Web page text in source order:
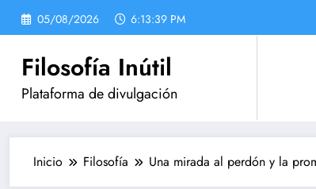
Saltar
05/08/2026 6:13:40 PM
Filosofía Inútil
Plataforma de divulgación
Inicio Filosofía Una mirada al perdón y la